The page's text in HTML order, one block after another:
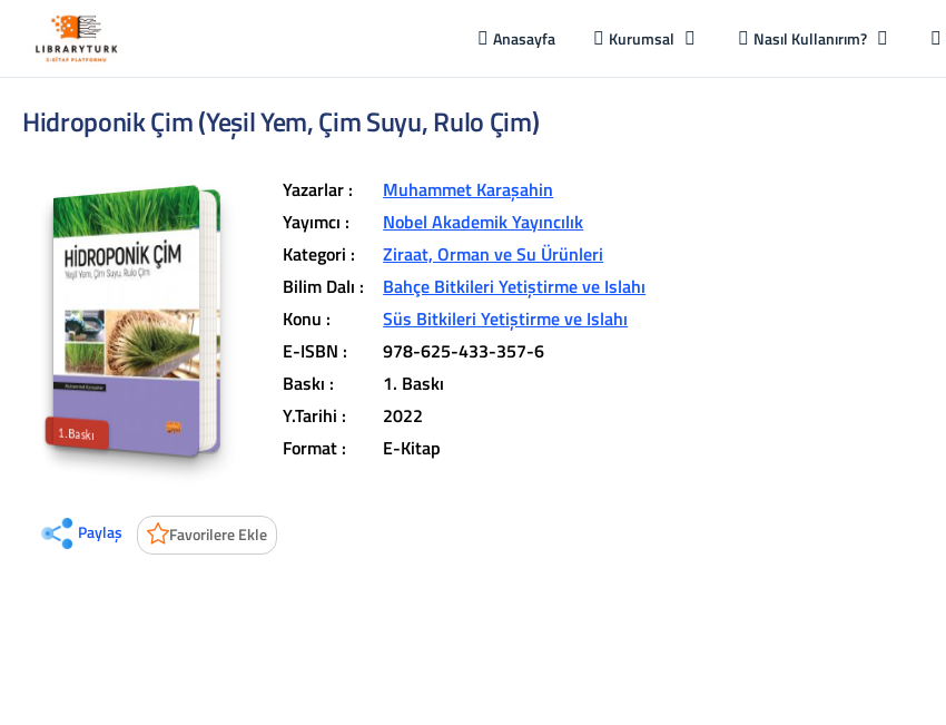
Anasayfa Kurumsal Nasıl Kullanırım?
Hidroponik Çim (Yeşil Yem, Çim Suyu, Rulo Çim)
1.Baskı
L
ib
r
a
r
y
t
ü
r
k
lit
e
r
a
t
ü
r
a
v
u
c
u
n
u
z
u
n
iç
in
d
e
Paylaş Favorilere Ekle
Yazarlar :
Muhammet Karaşahin
Yayımcı :
Nobel Akademik Yayıncılık
Kategori :
Ziraat, Orman ve Su Ürünleri
Bilim Dalı :
Bahçe Bitkileri Yetiştirme ve Islahı
Konu :
Süs Bitkileri Yetiştirme ve Islahı
E-ISBN :
978-625-433-357-6
Baskı :
1. Baskı
Y.Tarihi :
2022
Format :
E-Kitap